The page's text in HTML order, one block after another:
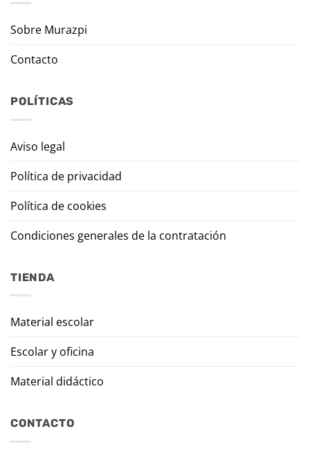
Sobre Murazpi
Contacto
POLÍTICAS
Aviso legal
Política de privacidad
Política de cookies
Condiciones generales de la contratación
TIENDA
Material escolar
Escolar y oficina
Material didáctico
CONTACTO